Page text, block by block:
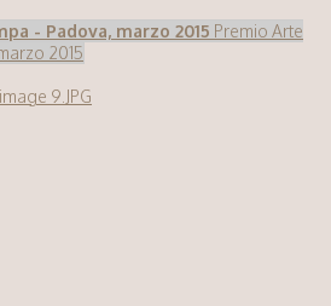
- Padova, marzo 2015 Premio Arte
2015